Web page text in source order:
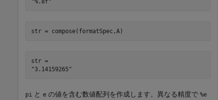
str = compose(formatSpec,A)
str =
pi と e の値を含む数値配列を作成します。異なる精度で %e